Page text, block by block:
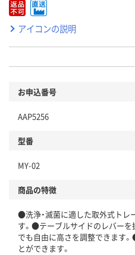
アイコンの説明
お申込番号
AAP5256
型番
MY-02
商品の特徴
●洗浄・滅菌に適した取外式トレ
す。●テーブルサイドのレバーを
でも自由に高さを調整できます
とができます。